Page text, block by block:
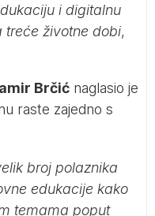
i digitalnu
treće životne dobi,
Brčić naglasio je
raste zajedno s
broj polaznika
edukacije kako
temama poput